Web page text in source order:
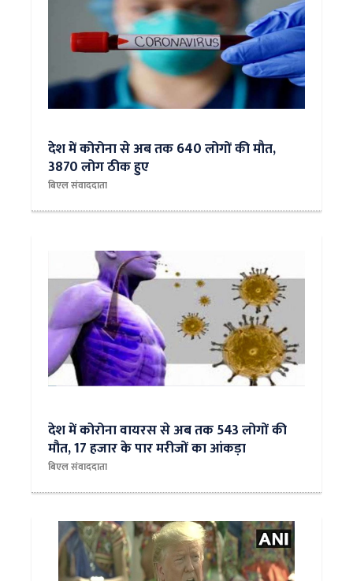
देश में कोरोना से अब तक 640 लोगों की मौत,
3870 लोग ठीक हुए
बिएल संवाददाता
देश में कोरोना वायरस से अब तक 543 लोगों की
मौत, 17 हजार के पार मरीजों का आंकड़ा
बिएल संवाददाता